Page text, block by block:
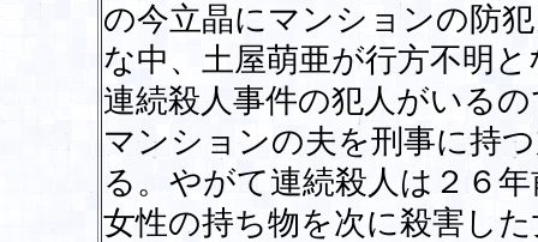
の今立晶にマンションの防
な中、土屋萌亜が行方不明
連続殺人事件の犯人がいる
マンションの夫を刑事に持
る。やがて連続殺人は２６
女性の持ち物を次に殺害し